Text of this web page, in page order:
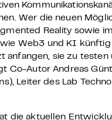
Wer die neuen
Reality sowie
wie Web3 und KI
anfangen, sie zu testen
Co-Autor Andreas
Leiter des Lab
die aktuellen